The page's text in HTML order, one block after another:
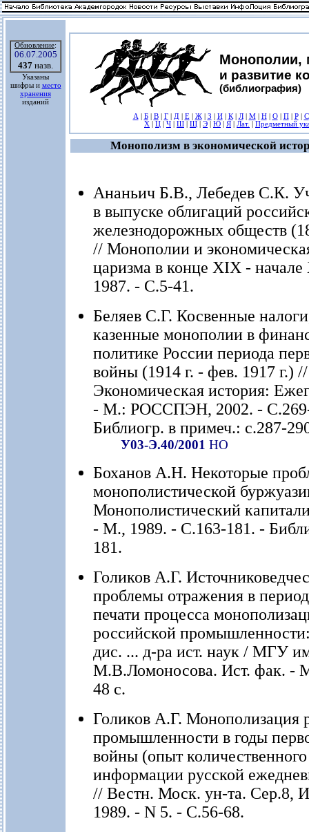
Обновление:
06.07.2005
437 назв.
Указаны
шифры и место
хранения
изданий
Монополии,
и развитие
(библиография)
А Б| В| Г| Д Е| Ж| З И| К| Л| М| Н| О| П| Р| С
Х
Ц Ч Ш Щ Э Ю Я Лат. Предметный
Монополизм в экономической
Ананьич Б.В., Лебедев С.К.
в выпуске облигаций
железнодорожных обществ
// Монополии и
царизма в конце XIX -
1987. - С.5-41.
Беляев С.Г. Косвенные
казенные монополии в
политике России периода
войны (1914 г. - фев. 1917 г.) //
Экономическая история:
- М.: РОССПЭН, 2002. - С.269-
Библиогр. в примеч.: с.287-
У03-Э.40/2001 НО
Боханов А.Н. Некоторые
монополистической
Монополистический
- М., 1989. - С.163-181. -
181.
Голиков А.Г.
проблемы отражения в
печати процесса
российской
дис. ... д-ра ист. наук / МГУ
М.В.Ломоносова. Ист. фак. -
48 с.
Голиков А.Г. Монополизация
промышленности в годы
войны (опыт количественного
информации русской
// Вестн. Моск. ун-та. Сер.8,
1989. - N 5. - С.56-68.